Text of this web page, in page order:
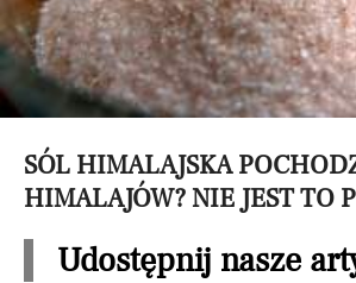
SÓL HIMALAJSKA
HIMALAJÓW? NIE JEST TO
Udostępnij nasze